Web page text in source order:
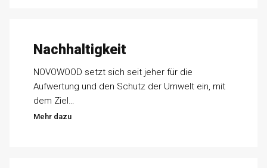
Nachhaltigkeit
NOVOWOOD setzt sich seit jeher für die
Aufwertung und den Schutz der Umwelt ein, mit
dem Ziel…
Mehr dazu